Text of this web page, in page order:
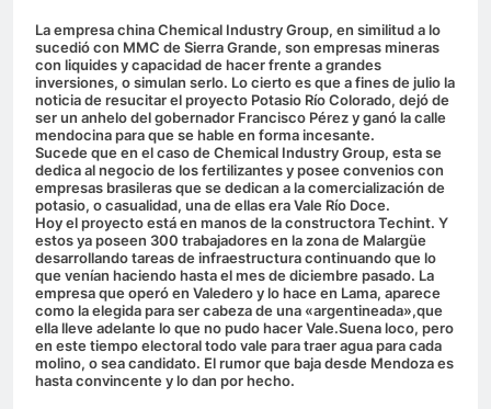
La empresa china Chemical Industry Group, en similitud a lo
sucedió con MMC de Sierra Grande, son empresas mineras
con liquides y capacidad de hacer frente a grandes
inversiones, o simulan serlo. Lo cierto es que a fines de julio la
noticia de resucitar el proyecto Potasio Río Colorado, dejó de
ser un anhelo del gobernador Francisco Pérez y ganó la calle
mendocina para que se hable en forma incesante.
Sucede que en el caso de Chemical Industry Group, esta se
dedica al negocio de los fertilizantes y posee convenios con
empresas brasileras que se dedican a la comercialización de
potasio, o casualidad, una de ellas era Vale Río Doce.
Hoy el proyecto está en manos de la constructora Techint. Y
estos ya poseen 300 trabajadores en la zona de Malargüe
desarrollando tareas de infraestructura continuando que lo
que venían haciendo hasta el mes de diciembre pasado. La
empresa que operó en Valedero y lo hace en Lama, aparece
como la elegida para ser cabeza de una «argentineada»,que
ella lleve adelante lo que no pudo hacer Vale.Suena loco, pero
en este tiempo electoral todo vale para traer agua para cada
molino, o sea candidato. El rumor que baja desde Mendoza es
hasta convincente y lo dan por hecho.